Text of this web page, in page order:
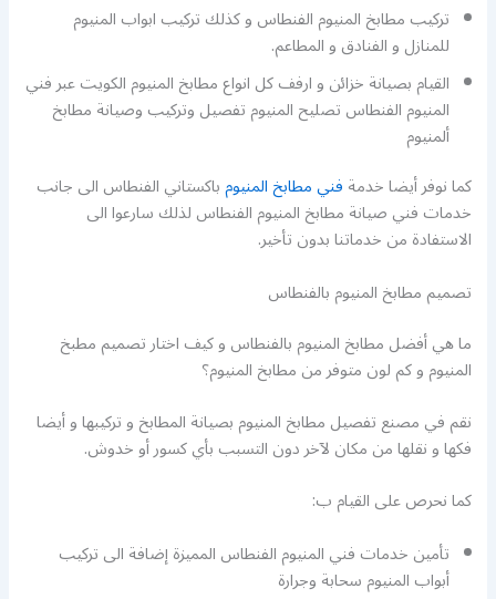
تركيب مطابخ المنيوم الفنطاس و كذلك تركيب ابواب المنيوم
للمنازل و الفنادق و المطاعم.
القيام بصيانة خزائن و ارفف كل انواع مطابخ المنيوم الكويت عبر فني
المنيوم الفنطاس تصليح المنيوم تفصيل وتركيب وصيانة مطابخ
ألمنيوم
كما نوفر أيضا خدمةفني مطابخ المنيومباكستاني الفنطاس الى جانب
خدمات فني صيانة مطابخ المنيوم الفنطاس لذلك سارعوا الى
الاستفادة من خدماتنا بدون تأخير.
تصميم مطابخ المنيوم بالفنطاس
ما هي أفضل مطابخ المنيوم بالفنطاس و كيف اختار تصميم مطبخ
المنيوم و كم لون متوفر من مطابخ المنيوم؟
نقم في مصنع تفصيل مطابخ المنيوم بصيانة المطابخ و تركيبها و أيضا
فكها و نقلها من مكان لآخر دون التسبب بأي كسور أو خدوش.
كما نحرص على القيام ب:
تأمين خدمات فني المنيوم الفنطاس المميزة إضافة الى تركيب
أبواب المنيوم سحابة وجرارة